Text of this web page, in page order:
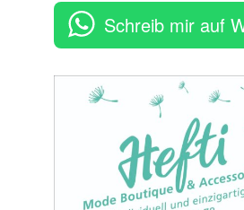
Schreib mir auf